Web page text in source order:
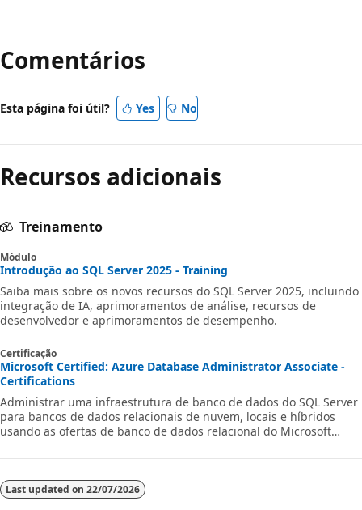
Comentários
Esta página foi útil? Yes No
Recursos adicionais
Treinamento
Módulo
Introdução ao SQL Server 2025 - Training
Saiba mais sobre os novos recursos do SQL Server 2025, incluindo
integração de IA, aprimoramentos de análise, recursos de
desenvolvedor e aprimoramentos de desempenho.
Certificação
Microsoft Certified: Azure Database Administrator Associate -
Certifications
Administrar uma infraestrutura de banco de dados do SQL Server
para bancos de dados relacionais de nuvem, locais e híbridos
usando as ofertas de banco de dados relacional do Microsoft
Last updated on 22/07/2026